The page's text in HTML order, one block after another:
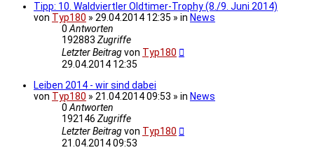
Tipp: 10. Waldviertler Oldtimer-Trophy (8./9. Juni 2014)
von Typ180 » 29.04.2014 12:35 » in News
0Antworten
192883 Zugriffe
Letzter Beitragvon Typ180
29.04.2014 12:35
Leiben 2014 - wir sind dabei
von Typ180 » 21.04.2014 09:53 » in News
0Antworten
192146 Zugriffe
Letzter Beitragvon Typ180
21.04.2014 09:53